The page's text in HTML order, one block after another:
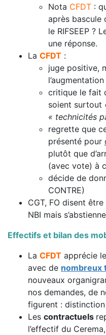
Nota CFDT :
après bascule
le RIFSEEP ?
une réponse.
La CFDT :
juge positive,
critique le fait
soient surtout
« technicités
regrette que
présenté pour
plutôt que
(avec vote) à
décide de
CONTRE)
CGT, FO disent
NBI mais
Effectifs et bilan des
La CFDT apprécie
avec de nombreux
nouveaux
nos demandes, de
figurent :
Les contractuels
l’effectif du